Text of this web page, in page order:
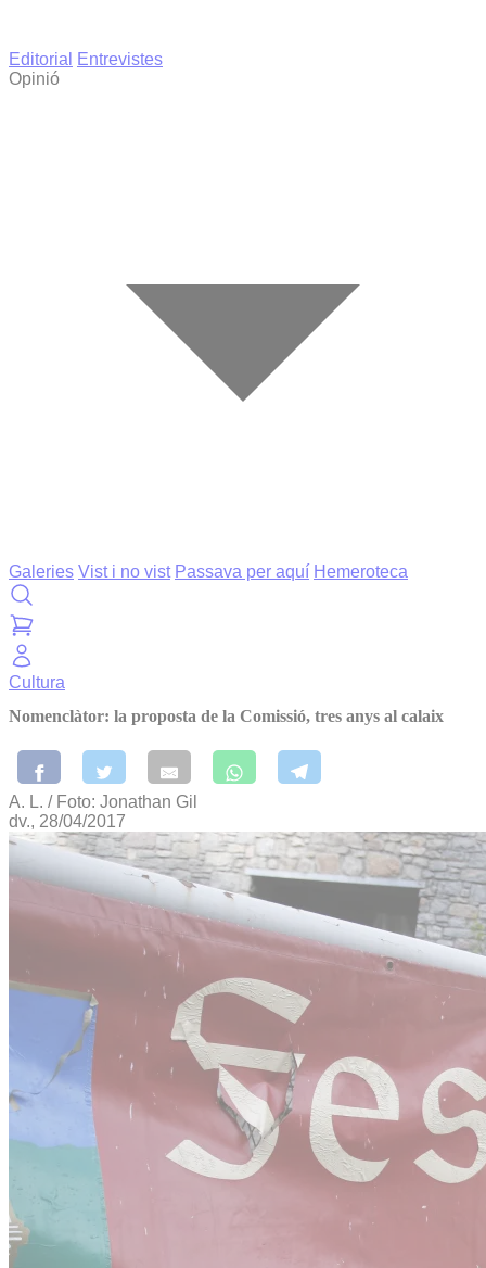
Editorial
Entrevistes
Opinió
Galeries Vist i no vist Passava per aquí Hemeroteca
Cultura
Nomenclàtor: la proposta de la Comissió, tres anys al calaix
A. L. / Foto: Jonathan Gil
dv., 28/04/2017